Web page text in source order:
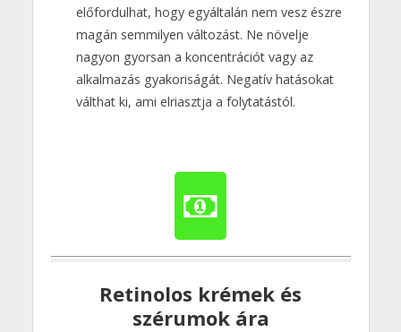
előfordulhat, hogy egyáltalán nem vesz észre
magán semmilyen változást. Ne növelje
nagyon gyorsan a koncentrációt vagy az
alkalmazás gyakoriságát. Negatív hatásokat
válthat ki, ami elriasztja a folytatástól.
Retinolos krémek és
szérumok ára